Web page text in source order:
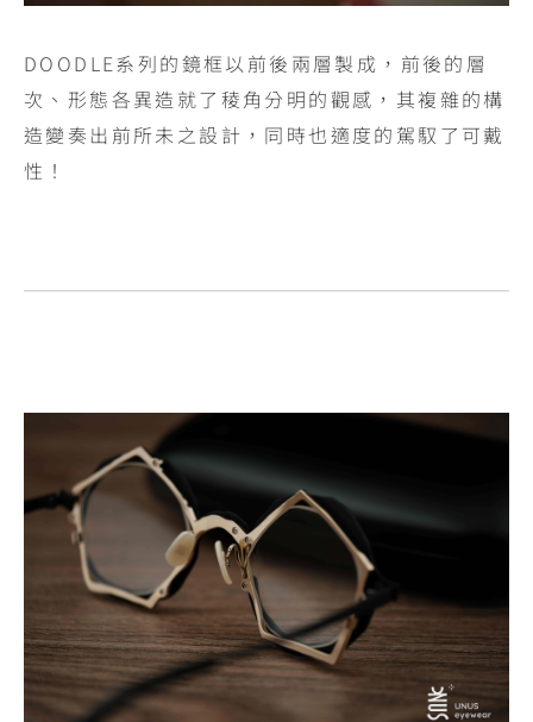
DOODLE系列的鏡框以前後兩層製成，前後的層
次、形態各異造就了稜角分明的觀感，其複雜的構
造變奏出前所未之設計，同時也適度的駕馭了可戴
性！